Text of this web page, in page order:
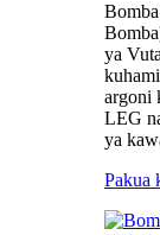
ya
argoni
LEG
ya
Pakua